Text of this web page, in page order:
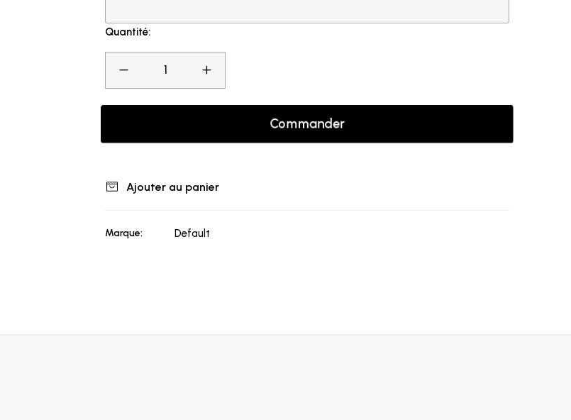
Quantité:
Commander
Ajouter au panier
Marque: Default